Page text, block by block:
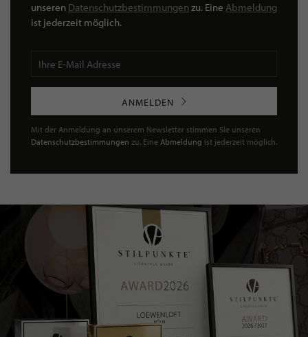
unseren Datenschutzbestimmungen zu. Eine Abmeldung
ist jederzeit möglich.
ANMELDEN
Mit der Anmeldung an unserem Newsletter stimmen Sie unseren
Datenschutzbestimmungen zu. Eine Abmeldung ist jederzeit möglich.